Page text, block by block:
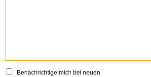
Benachrichtige mich bei neuen